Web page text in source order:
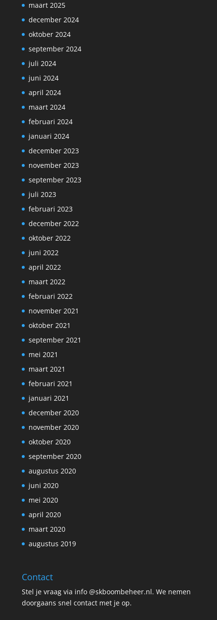
maart 2025
december 2024
oktober 2024
september 2024
juli 2024
juni 2024
april 2024
maart 2024
februari 2024
januari 2024
december 2023
november 2023
september 2023
juli 2023
februari 2023
december 2022
oktober 2022
juni 2022
april 2022
maart 2022
februari 2022
november 2021
oktober 2021
september 2021
mei 2021
maart 2021
februari 2021
januari 2021
december 2020
november 2020
oktober 2020
september 2020
augustus 2020
juni 2020
mei 2020
april 2020
maart 2020
augustus 2019
Contact
Stel je vraag via info @skboombeheer.nl. We nemen
doorgaans snel contact met je op.